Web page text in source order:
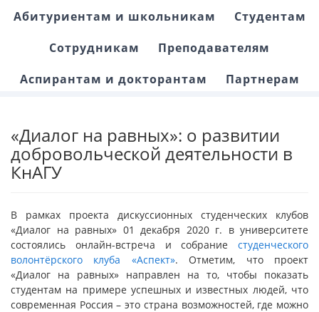
Абитуриентам и школьникам
Студентам
Сотрудникам
Преподавателям
Аспирантам и докторантам
Партнерам
«Диалог на равных»: о развитии
добровольческой деятельности в
КнАГУ
В рамках проекта дискуссионных студенческих клубов
«Диалог на равных» 01 декабря 2020 г. в университете
состоялись онлайн-встреча и собрание студенческого
волонтёрского клуба «Аспект». Отметим, что проект
«Диалог на равных» направлен на то, чтобы показать
студентам на примере успешных и известных людей, что
современная Россия – это страна возможностей, где можно